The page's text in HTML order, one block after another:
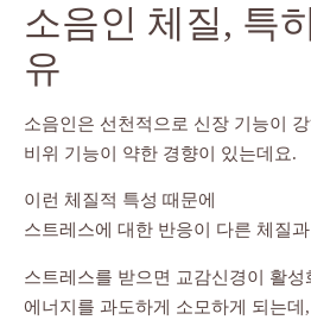
소음인 체질, 특
유
소음인은 선천적으로 신장 기능이
비위 기능이 약한 경향이 있는데요.
이런 체질적 특성 때문에
스트레스에 대한 반응이 다른 체질
스트레스를 받으면 교감신경이 활성
에너지를 과도하게 소모하게 되는데,